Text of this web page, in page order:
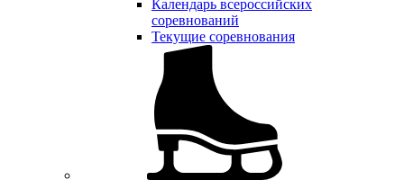
Календарь всероссийских
соревнований
Текущие соревнования